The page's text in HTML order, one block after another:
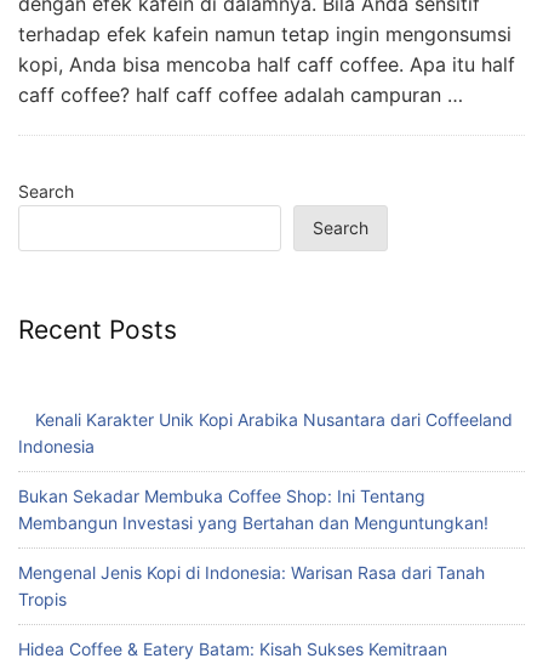
terhadap efek kafein namun tetap ingin mengonsumsi
kopi, Anda bisa mencoba half caff coffee. Apa itu half
caff coffee? half caff coffee adalah campuran …
Search
Search
Recent Posts
Kenali Karakter Unik Kopi Arabika Nusantara dari Coffeeland
Indonesia
Bukan Sekadar Membuka Coffee Shop: Ini Tentang
Membangun Investasi yang Bertahan dan Menguntungkan!
Mengenal Jenis Kopi di Indonesia: Warisan Rasa dari Tanah
Tropis
Hidea Coffee & Eatery Batam: Kisah Sukses Kemitraan